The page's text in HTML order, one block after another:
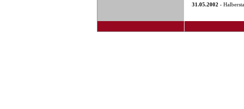
31.05.2002 -